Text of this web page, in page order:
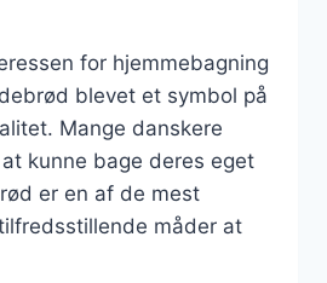
for hjemmebagning
blevet et symbol på
Mange danskere
kunne bage deres eget
er en af de mest
måder at